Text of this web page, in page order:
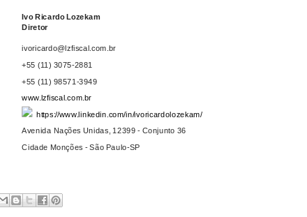
Ivo Ricardo Lozekam
Diretor
ivoricardo@lzfiscal.com.br
+55 (11) 3075-2881
+55 (11) 98571-3949
www.lzfiscal.com.br
https://www.linkedin.com/in/ivoricardolozekam/
Avenida Nações Unidas, 12399 - Conjunto 36
Cidade Monções - São Paulo-SP